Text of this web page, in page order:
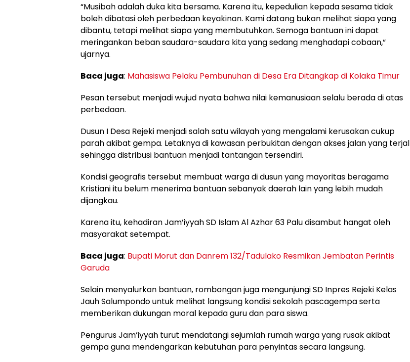
“Musibah adalah duka kita bersama. Karena itu, kepedulian kepada sesama tidak
boleh dibatasi oleh perbedaan keyakinan. Kami datang bukan melihat siapa yang
dibantu, tetapi melihat siapa yang membutuhkan. Semoga bantuan ini dapat
meringankan beban saudara-saudara kita yang sedang menghadapi cobaan,”
ujarnya.
Baca juga: Mahasiswa Pelaku Pembunuhan di Desa Era Ditangkap di Kolaka Timur
Pesan tersebut menjadi wujud nyata bahwa nilai kemanusiaan selalu berada di atas
perbedaan.
Dusun I Desa Rejeki menjadi salah satu wilayah yang mengalami kerusakan cukup
parah akibat gempa. Letaknya di kawasan perbukitan dengan akses jalan yang terjal
sehingga distribusi bantuan menjadi tantangan tersendiri.
Kondisi geografis tersebut membuat warga di dusun yang mayoritas beragama
Kristiani itu belum menerima bantuan sebanyak daerah lain yang lebih mudah
dijangkau.
Karena itu, kehadiran Jam’iyyah SD Islam Al Azhar 63 Palu disambut hangat oleh
masyarakat setempat.
Baca juga: Bupati Morut dan Danrem 132/Tadulako Resmikan Jembatan Perintis
Garuda
Selain menyalurkan bantuan, rombongan juga mengunjungi SD Inpres Rejeki Kelas
Jauh Salumpondo untuk melihat langsung kondisi sekolah pascagempa serta
memberikan dukungan moral kepada guru dan para siswa.
Pengurus Jam’iyyah turut mendatangi sejumlah rumah warga yang rusak akibat
gempa guna mendengarkan kebutuhan para penyintas secara langsung.